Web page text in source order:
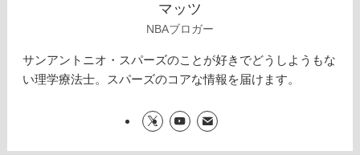
マッツ
NBAブロガー
サンアントニオ・スパーズのことが好きでどうしようもな
い理学療法士。スパーズのコアな情報を届けます。